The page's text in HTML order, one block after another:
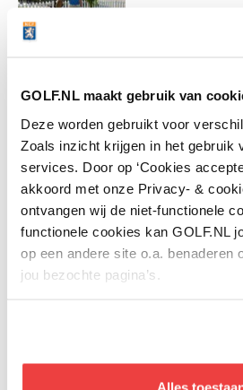
GOLF.NL maakt gebruik van
Deze worden gebruikt voor
Zoals inzicht krijgen in het gebruik
services. Door op ‘Cookies
akkoord met onze Privacy- &
ontvangen wij de niet-functionele
functionele cookies kan GOLF.NL
op een andere site o.a. benaderen
jou bezochte pagina’s.
clubtitels op
talent, zij
4 augustus 2026
Wie speelt
van Dam op
topresultaat en
Met deze